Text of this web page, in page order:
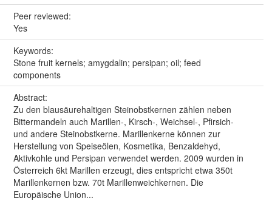
Peer reviewed:
Yes
Keywords:
Stone fruit kernels; amygdalin; persipan; oil; feed
components
Abstract:
Zu den blausäurehaltigen Steinobstkernen zählen neben
Bittermandeln auch Marillen-, Kirsch-, Weichsel-, Pfirsich-
und andere Steinobstkerne. Marillenkerne können zur
Herstellung von Speiseölen, Kosmetika, Benzaldehyd,
Aktivkohle und Persipan verwendet werden. 2009 wurden in
Österreich 6kt Marillen erzeugt, dies entspricht etwa 350t
Marillenkernen bzw. 70t Marillenweichkernen. Die
Europäische Union...